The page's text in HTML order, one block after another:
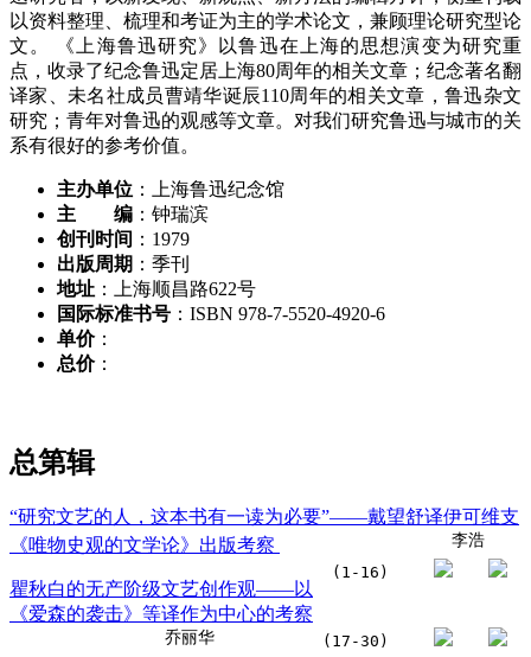
以资料整理、梳理和考证为主的学术论文，兼顾理论研究型论
文。 《上海鲁迅研究》以鲁迅在上海的思想演变为研究重
点，收录了纪念鲁迅定居上海80周年的相关文章；纪念著名翻
译家、未名社成员曹靖华诞辰110周年的相关文章，鲁迅杂文
研究；青年对鲁迅的观感等文章。对我们研究鲁迅与城市的关
系有很好的参考价值。
主办单位 ：上海鲁迅纪念馆
主 编 ：钟瑞滨
创刊时间 ：1979
出版周期 ：季刊
地址 ：上海顺昌路622号
国际标准书号 ：ISBN 978-7-5520-4920-6
单价：
总价：
总第辑
“研究文艺的人，这本书有一读为必要”——戴望舒译伊可维支
《唯物史观的文学论》出版考察
李浩
(1-16)
瞿秋白的无产阶级文艺创作观——以
《爱森的袭击》等译作为中心的考察
乔丽华 (17-30)